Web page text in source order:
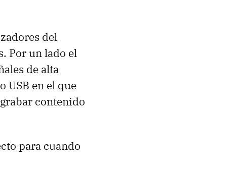
del
Por un lado el
de alta
USB en el que
contenido
para cuando